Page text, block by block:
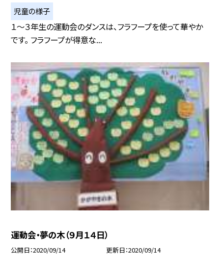
児童の様子
１〜３年生の運動会のダンスは、フラフープを使って華やか
です。 フラフープが得意な...
運動会・夢の木（９月１４日）
公開日 2020/09/14 更新日 2020/09/14